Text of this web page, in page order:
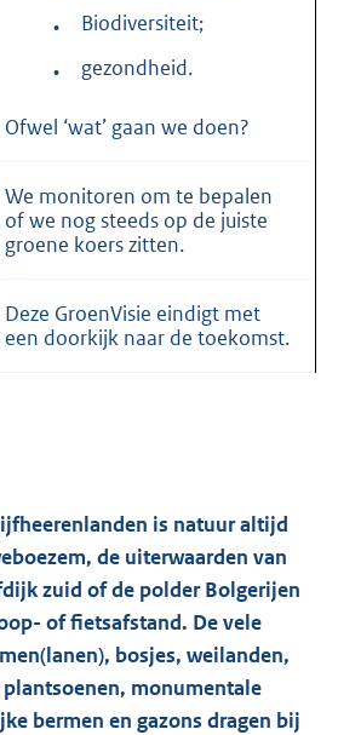
•
Biodiversiteit;
•
gezondheid.
Ofwel ‘wat’ gaan we doen?
We monitoren om te bepalen
of we nog steeds op de juiste
groene koers zitten.
Deze GroenVisie eindigt met
een doorkijk naar de toekomst.
is natuur altijd
de uiterwaarden van
zuid of de polder Bolgerijen
of fietsafstand. De vele
bosjes, weilanden,
monumentale
bermen en gazons dragen bij